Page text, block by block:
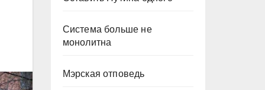
Система больше не
монолитна
Мэрская отповедь